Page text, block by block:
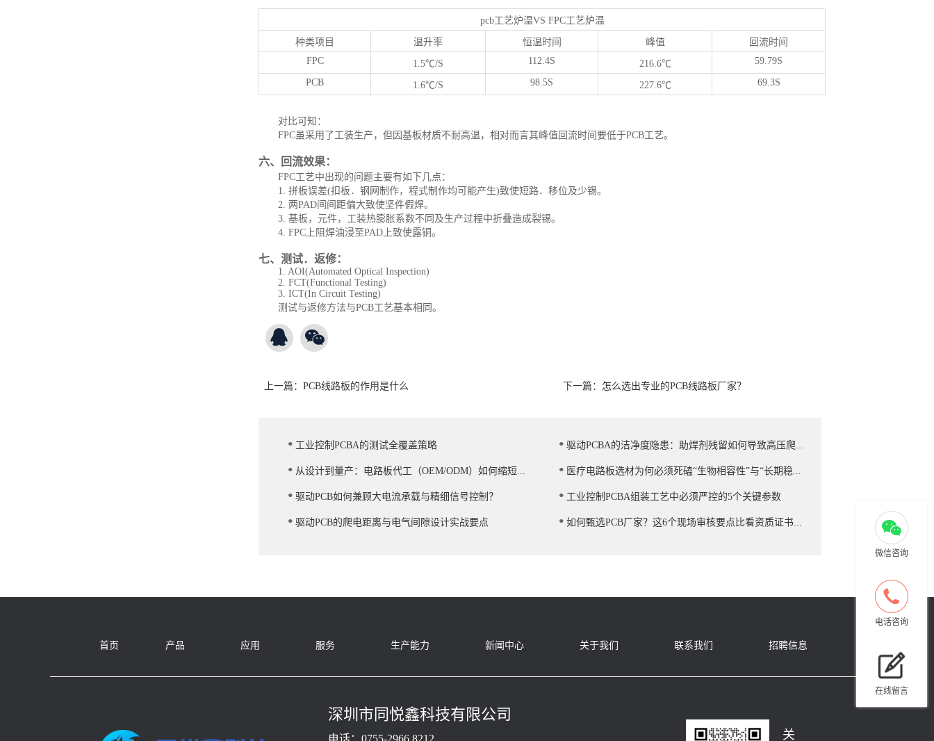
pcb工艺炉温VS FPC工艺炉温
种类项目 温升率 恒温时间 峰值
回流时间
FPC
1.5℃/S 112.4S 216.6℃ 59.79S
PCB 1.6℃/S 98.5S 227.6℃ 69.3S
对比可知：
FPC虽采用了工装生产，但因基板材质不耐高温，相对而言其峰值回流时间要低于PCB工艺。
六、回流效果：
FPC工艺中出现的问题主要有如下几点：
1. 拼板误差(扣板．钢网制作，程式制作均可能产生)致使短路．移位及少锡。
2. 两PAD间间距偏大致使坚件假焊。
3. 基板，元件，工装热膨胀系数不同及生产过程中折叠造成裂锡。
4. FPC上阻焊油浸至PAD上致使露铜。
七、测试．返修：
1. AOI(Automated Optical Inspection)
2. FCT(Functional Testing)
3. ICT(In Circuit Testing)
测试与返修方法与PCB工艺基本相同。
上一篇： PCB线路板的作用是什么 下一篇： 怎么选出专业的PCB线路板厂家？
工业控制PCBA的测试全覆盖策略
. 驱动PCBA的洁净度隐患：助焊剂残留如何导致高压爬...
.
从设计到量产：电路板代工（OEM/ODM）如何缩短...
. 医疗电路板选材为何必须死磕“生物相容性”与“长期稳...
.
驱动PCB如何兼顾大电流承载与精细信号控制？
. 工业控制PCBA组装工艺中必须严控的5个关键参数
.
驱动PCB的爬电距离与电气间隙设计实战要点
. 如何甄选PCB厂家？这6个现场审核要点比看资质证书...
.
首页 产品 应用 服务 生产能力 新闻中心 关于我们 联系我们 招聘信息
深圳市同悦鑫科技有限公司
电话：0755-2966 8212 关
微信咨询
电话咨询
在线留言